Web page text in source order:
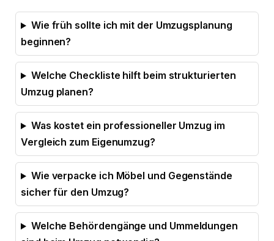
Wie früh sollte ich mit der Umzugsplanung
beginnen?
Welche Checkliste hilft beim strukturierten
Umzug planen?
Was kostet ein professioneller Umzug im
Vergleich zum Eigenumzug?
Wie verpacke ich Möbel und Gegenstände
sicher für den Umzug?
Welche Behördengänge und Ummeldungen